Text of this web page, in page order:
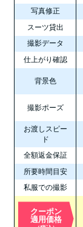
写真修正
スーツ貸出
撮影データ
仕上がり確認
背景色
撮影ポーズ
お渡しスピー
ド
全額返金保証
所要時間目安
私服での撮影
クーポン
適用価格